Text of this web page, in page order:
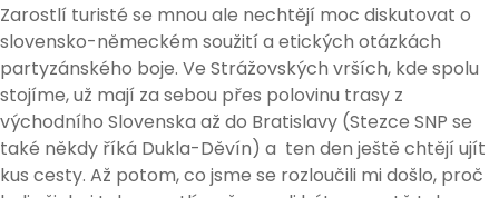
Zarostlí turisté se mnou ale nechtějí moc diskutovat o
slovensko-německém soužití a etických otázkách
partyzánského boje. Ve Strážovských vrších, kde spolu
stojíme, už mají za sebou přes polovinu trasy z
východního Slovenska až do Bratislavy (Stezce SNP se
také někdy říká Dukla-Děvín) a ten den ještě chtějí ujít
kus cesty. Až potom, co jsme se rozloučili mi došlo, proč